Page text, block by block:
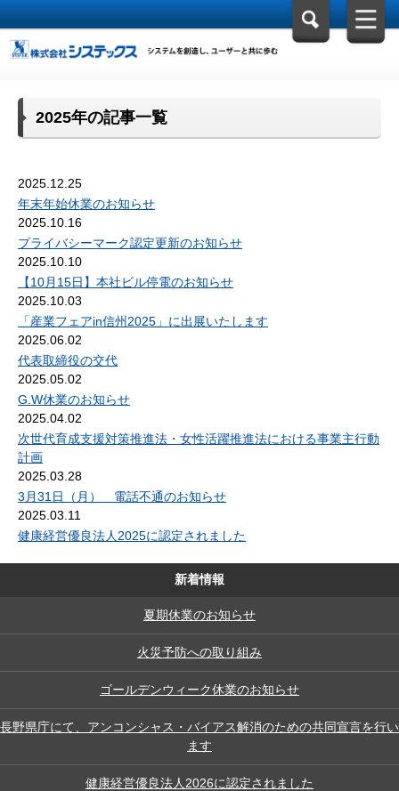
2025年の記事一覧
2025.12.25
年末年始休業のお知らせ
2025.10.16
プライバシーマーク認定更新のお知らせ
2025.10.10
【10月15日】本社ビル停電のお知らせ
2025.10.03
「産業フェアin信州2025」に出展いたします
2025.06.02
代表取締役の交代
2025.05.02
G.W休業のお知らせ
2025.04.02
次世代育成支援対策推進法・女性活躍推進法における事業主行動
計画
2025.03.28
3月31日（月） 電話不通のお知らせ
2025.03.11
健康経営優良法人2025に認定されました
新着情報
夏期休業のお知らせ
火災予防への取り組み
ゴールデンウィーク休業のお知らせ
長野県庁にて、アンコンシャス・バイアス解消のための共同宣言を行い
ます
健康経営優良法人2026に認定されました